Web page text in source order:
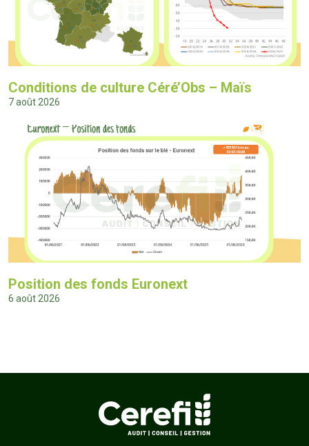
Conditions de culture Céré’Obs – Maïs
7 août 2026
Position des fonds Euronext
6 août 2026